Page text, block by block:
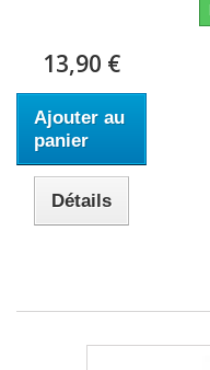
13,90 €
Ajouter au
panier
Détails